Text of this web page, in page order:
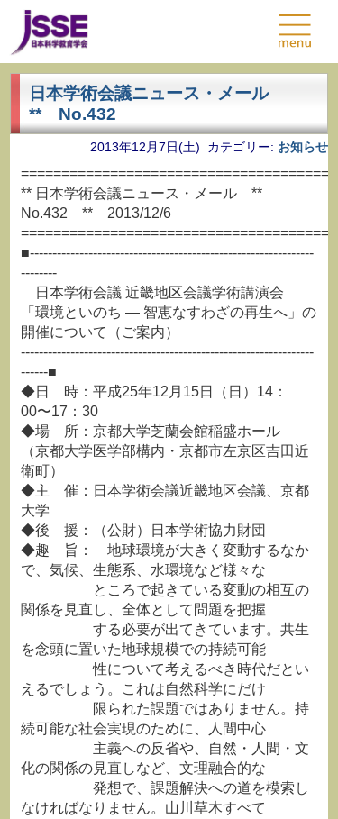
日本学術会議ニュース・メール
** No.432
2013年12月7日(土) カテゴリー: お知らせ
** 日本学術会議ニュース・メール **
No.432 ** 2013/12/6
■---------------------------------------------------------------
--------
日本学術会議 近畿地区会議学術講演会
「環境といのち ― 智恵なすわざの再生へ」の
開催について（ご案内）
-----------------------------------------------------------------
------■
◆日 時：平成25年12月15日（日）14：
00〜17：30
◆場 所：京都大学芝蘭会館稲盛ホール
（京都大学医学部構内・京都市左京区吉田近
衛町）
◆主 催：日本学術会議近畿地区会議、京都
大学
◆後 援：（公財）日本学術協力財団
◆趣 旨： 地球環境が大きく変動するなか
で、気候、生態系、水環境など様々な
ところで起きている変動の相互の
関係を見直し、全体として問題を把握
する必要が出てきています。共生
を念頭に置いた地球規模での持続可能
性について考えるべき時代だとい
えるでしょう。これは自然科学にだけ
限られた課題ではありません。持
続可能な社会実現のために、人間中心
主義への反省や、自然・人間・文
化の関係の見直しなど、文理融合的な
発想で、課題解決への道を模索し
なければなりません。山川草木すべて